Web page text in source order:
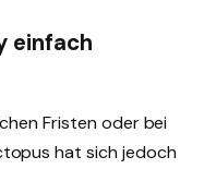
einfach
Fristen oder bei
hat sich jedoch